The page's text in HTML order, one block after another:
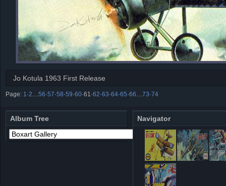
Jo Kotula 1963 First Release
Page: 1 ·2 56·57·58·59·60·61 ·62·63·64·65·66 73·74
Album Tree Navigator